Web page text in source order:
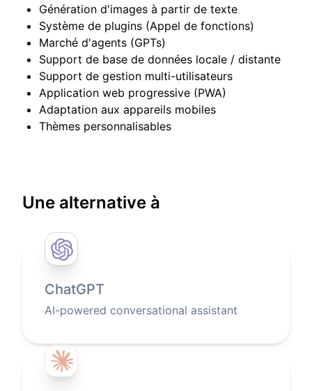
Génération d'images à partir de texte
Système de plugins (Appel de fonctions)
Marché d'agents (GPTs)
Support de base de données locale / distante
Support de gestion multi-utilisateurs
Application web progressive (PWA)
Adaptation aux appareils mobiles
Thèmes personnalisables
Une alternative à
ChatGPT
AI-powered conversational assistant